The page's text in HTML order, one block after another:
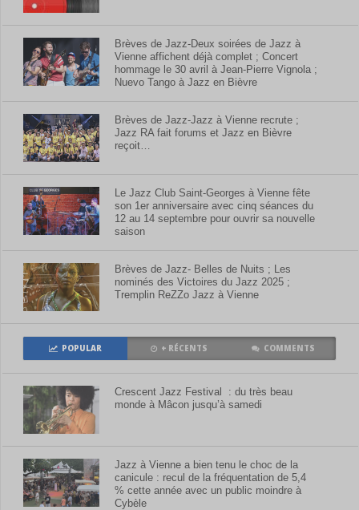
Brèves de Jazz-Deux soirées de Jazz à
Vienne affichent déjà complet ; Concert
hommage le 30 avril à Jean-Pierre Vignola ;
Nuevo Tango à Jazz en Bièvre
Brèves de Jazz-Jazz à Vienne recrute ;
Jazz RA fait forums et Jazz en Bièvre
reçoit…
Le Jazz Club Saint-Georges à Vienne fête
son 1er anniversaire avec cinq séances du
12 au 14 septembre pour ouvrir sa nouvelle
saison
Brèves de Jazz- Belles de Nuits ; Les
nominés des Victoires du Jazz 2025 ;
Tremplin ReZZo Jazz à Vienne
POPULAR + RÉCENTS COMMENTS
Crescent Jazz Festival : du très beau
monde à Mâcon jusqu’à samedi
Jazz à Vienne a bien tenu le choc de la
canicule : recul de la fréquentation de 5,4
% cette année avec un public moindre à
Cybèle